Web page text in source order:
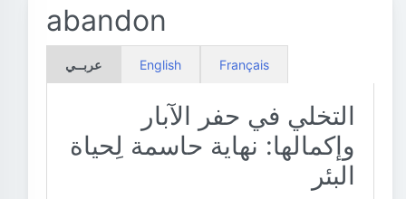
abandon
عربــي English Français
التخلي في حفر الآبار
وإكمالها: نهاية حاسمة لِحياة
البئر